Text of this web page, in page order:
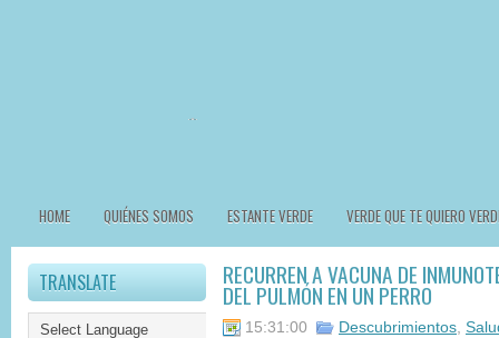
HOME QUIÉNES SOMOS ESTANTE VERDE VERDE QUE TE QUIERO
TRANSLATE RECURREN A VACUNA DE
DEL PULMÓN EN UN PERRO
15:31:00 Descubrimientos,